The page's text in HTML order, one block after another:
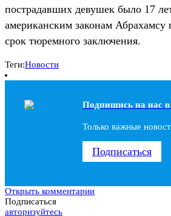
пострадавших девушек было 17
американским законам Абрахамсу
срок тюремного заключения.
Теги:Новости
Подпишись на наc в
Только важные
Подписаться
Открыть комментарии
Подписаться
авторизуйтесь